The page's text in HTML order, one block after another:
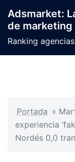
contenido
Adsmarket:
de marketing
Ranking
Portada »
experiencia
Nordés 0,0